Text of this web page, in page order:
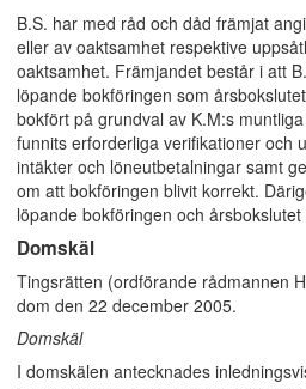
B.S. har med råd och dåd främjat
eller av oaktsamhet respektive
oaktsamhet. Främjandet består i att
löpande bokföringen som
bokfört på grundval av K.M:s
funnits erforderliga verifikationer och
intäkter och löneutbetalningar samt
om att bokföringen blivit korrekt.
löpande bokföringen och
Domskäl
Tingsrätten (ordförande rådmannen
dom den 22 december 2005.
Domskäl
I domskälen antecknades